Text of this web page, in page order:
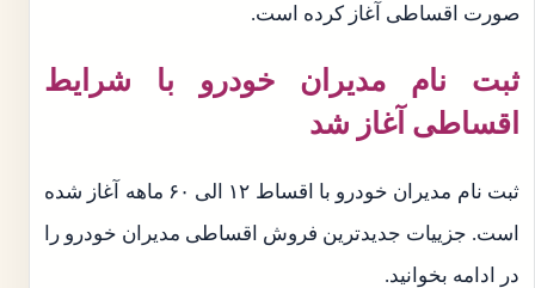
صورت اقساطی آغاز کرده است.
ثبت نام مدیران خودرو با شرایط
اقساطی آغاز شد
ثبت نام مدیران خودرو با اقساط ۱۲ الی ۶۰ ماهه آغاز شده
است. جزییات جدیدترین فروش اقساطی مدیران خودرو را
در ادامه بخوانید.